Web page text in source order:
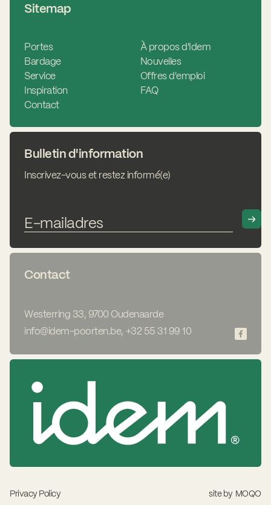
Sitemap
Portes
Bardage
Service
Inspiration
Contact
À propos d'Idem
Nouvelles
Offres d'emploi
FAQ
Bulletin d'information
Inscrivez-vous et restez informé(e)
Contact
Westerring 33, 9700 Oudenaarde
info@idem-poorten.be, +32 55 31 99 10
Privacy Policy site by MOQO